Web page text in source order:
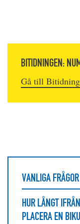
BITIDNINGEN:
Gå till
VANLIGA FRÅGOR
HUR LÅNGT
PLACERA EN